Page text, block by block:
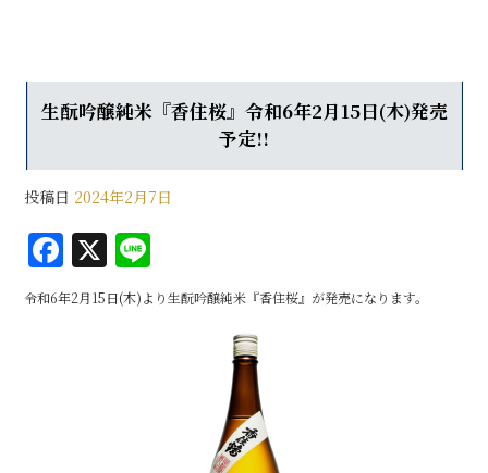
生酛吟醸純米『香住桜』令和6年2月15日(木)発売
予定!!
投稿日 2024年2月7日
F
a
c
X
n
e
令和6年2月15日(木)より生酛吟醸純米『香住桜』が発売になります。